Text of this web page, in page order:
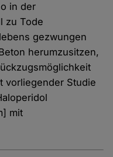
in der
zu Tode
gezwungen
herumzusitzen,
vorliegender Studie
mit